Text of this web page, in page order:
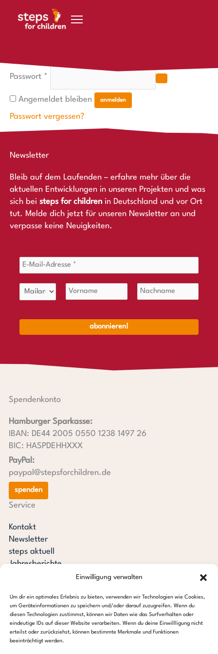
Einwilligung verwalten
Um dir ein optimales Erlebnis zu bieten, verwenden wir Technologien wie Cookies,
um Geräteinformationen zu speichern und/oder darauf zuzugreifen. Wenn du
diesen Technologien zustimmst, können wir Daten wie das Surfverhalten oder
eindeutige IDs auf dieser Website verarbeiten. Wenn du deine Einwillligung nicht
erteilst oder zurückziehst, können bestimmte Merkmale und Funktionen
beeinträchtigt werden.
Benutzername oder E-Mail-Adresse
Passwort *
Angemeldet bleiben anmelden
Passwort vergessen?
Newsletter
Bleib auf dem Laufenden – erfahre mehr über die
aktuellen Entwicklungen in unseren Projekten und was
sich bei steps for children in Deutschland und vor Ort
tut. Melde dich jetzt für unseren Newsletter an und
verpasse keine Neuigkeiten.
Spendenkonto
Hamburger Sparkasse:
IBAN: DE44 2005 0550 1238 1497 26
BIC: HASPDEHHXXX
PayPal:
paypal@stepsforchildren.de
spenden
Service
Kontakt
Newsletter
steps aktuell
Jahresberichte
Pressespiegel
Stiftung steps for children
c/o Regus Altona